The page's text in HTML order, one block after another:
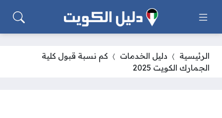
الرئيسية دليل الخدمات
كم نسبة قبول كلية
الجمارك الكويت 2025